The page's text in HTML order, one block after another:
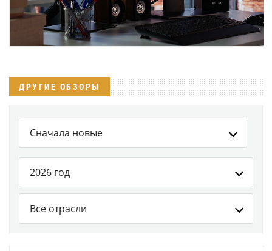
ДРУГИЕ ОБЗОРЫ
Сначала новые
Все отрасли
2026 год